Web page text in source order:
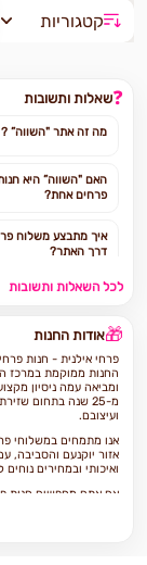
קטגוריות
❓שאלות ותשובות
מה זה אתר "השווה” ?
האם "השווה” היא
פרחים אחת?
איך מתבצע משלוח
דרך האתר?
האם ניתן להזמין
להזמין משלוחים?
אילו מוצרים אפשר
באתר?
לכל השאלות ותשובות
🎁אודות החנות
פרחי אילנית - חנות
החנות ממוקמת במרכז
ומביאה עמה ניסיון
מ-25 שנה בתחום
ועיצובם.
אנו מתמחים במשלוחי
אזור יוקנעם והסביבה,
ואיכותי ובמחירים
אם אתם מחפשים חנות